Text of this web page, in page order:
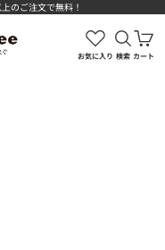
のご注文で無料！
式オンラインショップ
お気に入り
検索を
検索
カ
カート